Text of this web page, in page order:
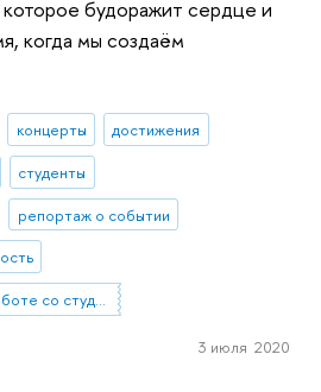
будоражит сердце и
когда мы создаём
концерты
достижения
студенты
репортаж о событии
Отдел по внеучебной работе со студентами (Нижний Новгород)
3 июля 2020